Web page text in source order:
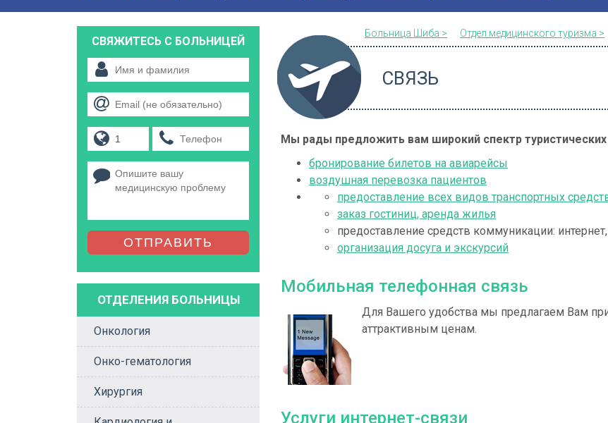
Больница Шиба > Отдел медицинского туризма >
СВЯЗЬ
Мы рады предложить вам широкий спектр туристических
бронирование билетов на авиарейсы
воздушная перевозка пациентов
предоставление всех видов транспортных
заказ гостиниц, аренда жилья
предоставление средств коммуникации:
организация досуга и экскурсий
Мобильная телефонная связь
Для Вашего удобства мы предлагаем Вам
аттрактивным ценам.
Услуги интернет-связи
СВЯЖИТЕСЬ С БОЛЬНИЦЕЙ
ОТПРАВИТЬ
ОТДЕЛЕНИЯ БОЛЬНИЦЫ
Онкология
Онко-гематология
Хирургия